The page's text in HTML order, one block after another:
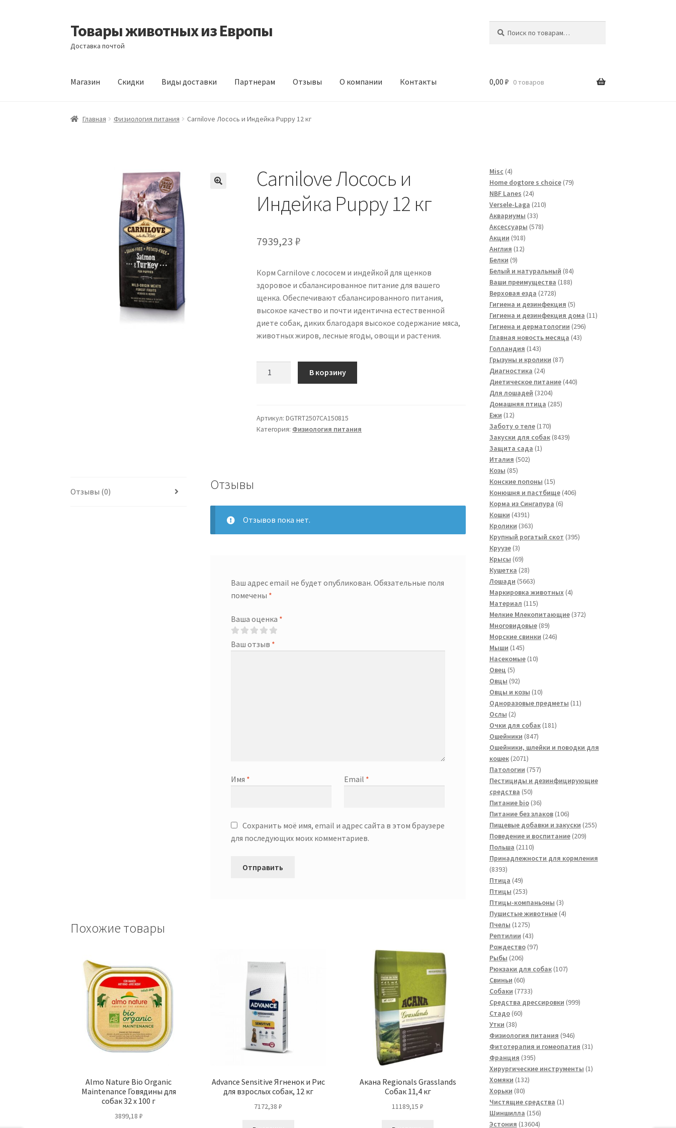
Перейти
к
навигации
Перейти
к
содержимому
Товары животных из Европы
Доставка почтой
Магазин Скидки Виды доставки Партнерам Отзывы О компании Контакты
Главная Виды доставки Заказать доставку корма из Германии Контакты
0,00 ₽ 0 товаров
Главная Физиология питания Carnilove Лосось и Индейка Puppy 12 кг
Carnilove Лосось и
Индейка Puppy 12 кг
7939,23₽
Корм Carnilove с лососем и индейкой для щенков
здоровое и сбалансированное питание для вашего
щенка. Обеспечивают сбалансированного питания,
высокое качество и почти идентична естественной
диете собак, диких благодаря высокое содержание мяса,
животных жиров, лесные ягоды, овощи и растения.
и
Индейка
В корзину
Артикул:DGTRT2507CA150815
Категория: Физиология питания
Отзывы (0) Отзывы
Отзывов пока нет.
Ваш адрес email не будет опубликован. Обязательные поля
помечены *
Ваша оценка *
Ваш отзыв *
Имя * Email *
Сохранить моё имя, email и адрес сайта в этом браузере
для последующих моих комментариев.
Похожие товары
Almo Nature Bio Organic
Maintenance Говядины для
собак 32 х 100 г
3899,18 ₽
Advance Sensitive Ягненок и Рис
для взрослых собак, 12 кг
7172,38₽
Акана Regionals Grasslands
Собак 11,4 кг
11189,15₽
Misc 44
товара
Home dogtore s choice 7979
NBF Lanes 2424
товара
Versele-Laga 210210
Аквариумы 3333
товара
Аксессуары 578578
Акции 918918
товаров
Англия 1212
Белки 99
товаров
Белый и натуральный 8484
товара
Ваши преимущества 188188
Верховая езда 27282728
товаров
Гигиена и дезинфекция 55
товаров
Гигиена и дезинфекция дома 1111
Гигиена и дерматологии 296296
Главная новость месяца 4343
Голландия 143143
товара
Грызуны и кролики 8787
Диагностика 2424
товара
Диетическое питание 440440
Для лошадей 32043204
товара
Домашняя птица 285285
Ежи 1212
товаров
Заботу о теле 170170
товаров
Закуски для собак 84398439
Защита сада 11
Италия 502502
Козы 8585
товаров
Конские попоны 1515
товаров
Конюшня и пастбище 406406
Корма из Сингапура 66
Кошки 43914391
товар
Кролики 363363
товара
Крупный рогатый скот 395395
Круузе 33
товара
Крысы 6969
товаров
Кушетка 2828
товаров
Лошади 56635663
товара
Маркировка животных 44
Материал 115115
товаров
Мелкие Млекопитающие 372372
Многовидовые 8989
товаров
Морские свинки 246246
Мыши 145145
товаров
Насекомые 1010
Овец 55
товаров
Овцы 9292
товара
Овцы и козы 1010
товаров
Одноразовые предметы 1111
Ослы 22
товара
Очки для собак 181181
Ошейники 847847
товаров
Ошейники, шлейки и поводки для
кошек 20712071
товар
Патологии 757757
товаров
Пестициды и дезинфицирующие
средства 5050
товаров
Питание bio 3636
товаров
Питание без злаков 106106
товаров
Пищевые добавки и закуски 255255
Поведение и воспитание 209209
Польша 21102110
товаров
Принадлежности для кормления
83938393
товара
Птица 4949
товаров
Птицы 253253
товара
Птицы-компаньоны 33
товара
Пушистые животные 44
Пчелы 12751275
товаров
Рептилии 4343
товара
Рождество 9797
Рыбы 206206
товаров
Рюкзаки для собак 107107
Свиньи 6060
товаров
Собаки 77337733
товара
Средства дрессировки 999999
Стадо 6060
Утки 3838
товаров
Физиология питания 946946
товаров
Фитотерапия и гомеопатия 3131
Франция 395395
товаров
Хирургические инструменты 11
Хомяки 132132
Хорьки 8080
товаров
Чистящие средства 11
Шиншилла 156156
товаров
Эстония 1360413604